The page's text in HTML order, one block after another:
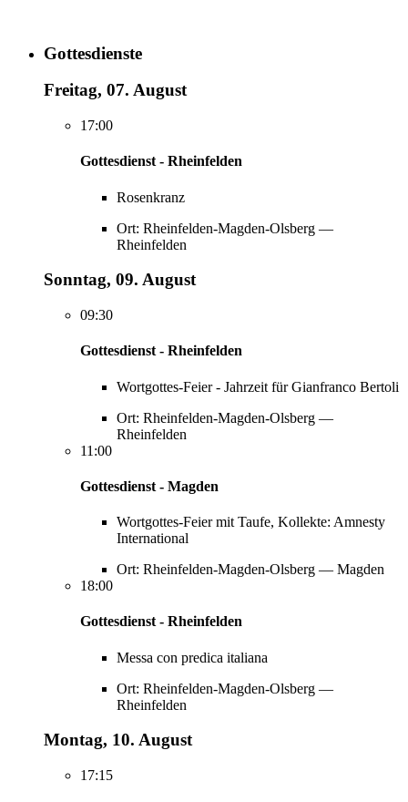
Gottesdienste
Freitag, 07. August
17:00
Gottesdienst - Rheinfelden
Rosenkranz
Ort: Rheinfelden-Magden-Olsberg —
Rheinfelden
Sonntag, 09. August
09:30
Gottesdienst - Rheinfelden
Wortgottes-Feier - Jahrzeit für Gianfranco Bertoli
Ort: Rheinfelden-Magden-Olsberg —
Rheinfelden
11:00
Gottesdienst - Magden
Wortgottes-Feier mit Taufe, Kollekte: Amnesty
International
Ort: Rheinfelden-Magden-Olsberg — Magden
18:00
Gottesdienst - Rheinfelden
Messa con predica italiana
Ort: Rheinfelden-Magden-Olsberg —
Rheinfelden
Montag, 10. August
17:15